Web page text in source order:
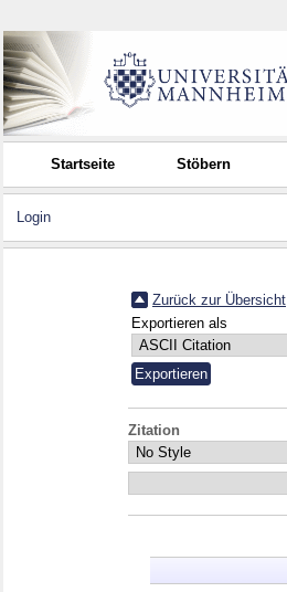
Startseite Stöbern
Login
Zurück zur Übersicht
Exportieren als
Zitation